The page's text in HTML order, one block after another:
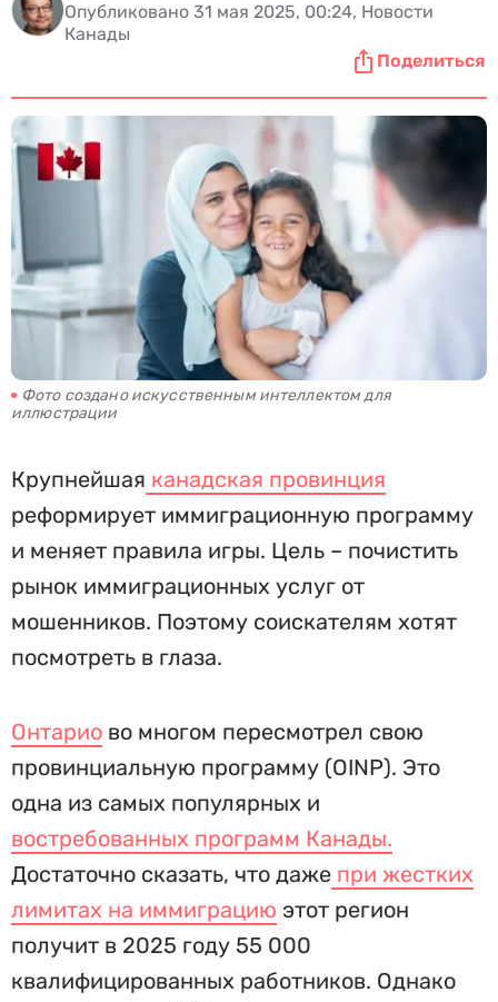
Опубликовано 31 мая 2025, 00:24, Новости
Канады
Поделиться
Фото создано искусственным интеллектом для
иллюстрации
Крупнейшая канадская провинция
реформирует иммиграционную программу
и меняет правила игры. Цель – почистить
рынок иммиграционных услуг от
мошенников. Поэтому соискателям хотят
посмотреть в глаза.
Онтарио во многом пересмотрел свою
провинциальную программу (OINP). Это
одна из самых популярных и
востребованных программ Канады.
Достаточно сказать, что даже при жестких
лимитах на иммиграцию этот регион
получит в 2025 году 55 000
квалифицированных работников. Однако